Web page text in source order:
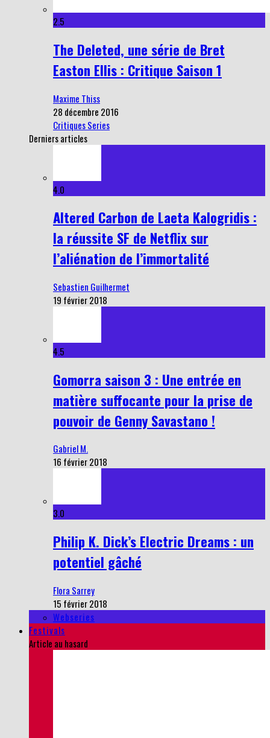
2.5
The Deleted, une série de Bret
Easton Ellis : Critique Saison 1
Maxime Thiss
28 décembre 2016
Critiques Series
Derniers articles
4.0
Altered Carbon de Laeta Kalogridis :
la réussite SF de Netflix sur
l’aliénation de l’immortalité
Sebastien Guilhermet
19 février 2018
4.5
Gomorra saison 3 : Une entrée en
matière suffocante pour la prise de
pouvoir de Genny Savastano !
Gabriel M.
16 février 2018
3.0
Philip K. Dick’s Electric Dreams : un
potentiel gâché
Flora Sarrey
15 février 2018
Webseries
Festivals
Article au hasard